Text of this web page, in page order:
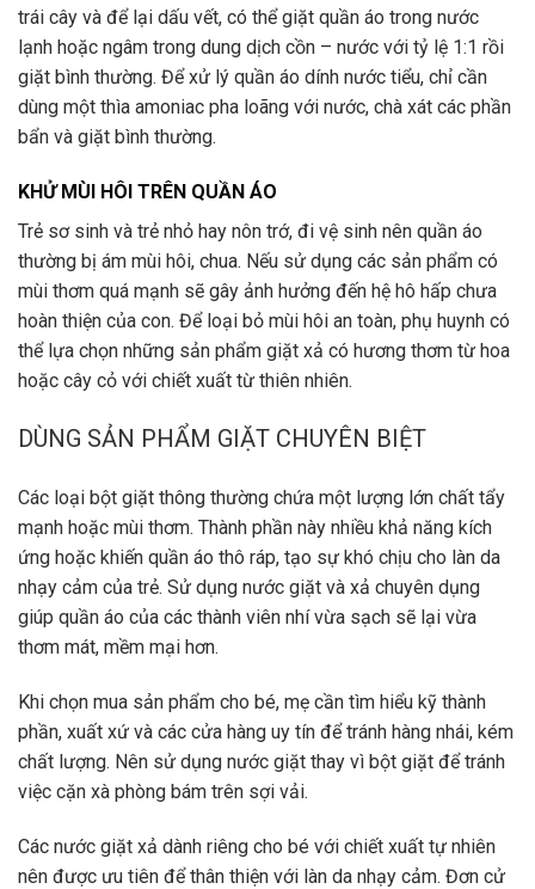
trái cây và để lại dấu vết, có thể giặt quần áo trong nước
lạnh hoặc ngâm trong dung dịch cồn – nước với tỷ lệ 1:1 rồi
giặt bình thường. Để xử lý quần áo dính nước tiểu, chỉ cần
dùng một thìa amoniac pha loãng với nước, chà xát các phần
bẩn và giặt bình thường.
KHỬ MÙI HÔI TRÊN QUẦN ÁO
Trẻ sơ sinh và trẻ nhỏ hay nôn trớ, đi vệ sinh nên quần áo
thường bị ám mùi hôi, chua. Nếu sử dụng các sản phẩm có
mùi thơm quá mạnh sẽ gây ảnh hưởng đến hệ hô hấp chưa
hoàn thiện của con. Để loại bỏ mùi hôi an toàn, phụ huynh có
thể lựa chọn những sản phẩm giặt xả có hương thơm từ hoa
hoặc cây cỏ với chiết xuất từ thiên nhiên.
DÙNG SẢN PHẨM GIẶT CHUYÊN BIỆT
Các loại bột giặt thông thường chứa một lượng lớn chất tẩy
mạnh hoặc mùi thơm. Thành phần này nhiều khả năng kích
ứng hoặc khiến quần áo thô ráp, tạo sự khó chịu cho làn da
nhạy cảm của trẻ. Sử dụng nước giặt và xả chuyên dụng
giúp quần áo của các thành viên nhí vừa sạch sẽ lại vừa
thơm mát, mềm mại hơn.
Khi chọn mua sản phẩm cho bé, mẹ cần tìm hiểu kỹ thành
phần, xuất xứ và các cửa hàng uy tín để tránh hàng nhái, kém
chất lượng. Nên sử dụng nước giặt thay vì bột giặt để tránh
việc cặn xà phòng bám trên sợi vải.
Các nước giặt xả dành riêng cho bé với chiết xuất tự nhiên
nên được ưu tiên để thân thiện với làn da nhạy cảm. Đơn cử